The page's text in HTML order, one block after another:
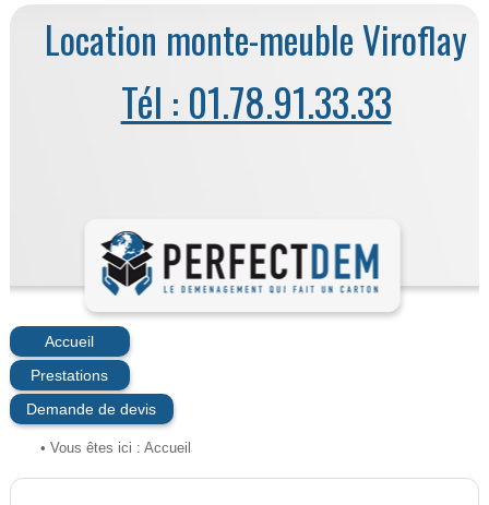
Location monte-meuble Viroflay
Tél : 01.78.91.33.33
Accueil
Prestations
Demande de devis
• Vous êtes ici : Accueil